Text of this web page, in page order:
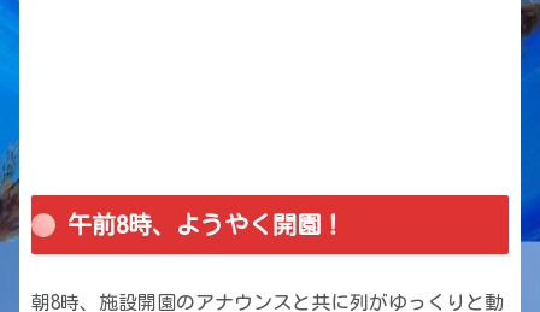
午前8時、ようやく開園！
朝8時、施設開園のアナウンスと共に列がゆっくりと動